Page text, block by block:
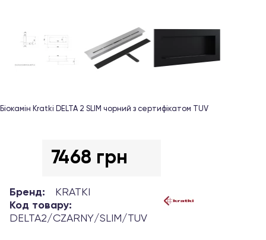
Біокамін Kratki DELTA 2 SLIM чорний з сертифікатом TUV
7468 грн
Бренд:
KRATKI
Код товару:
DELTA2/CZARNY/SLIM/TUV